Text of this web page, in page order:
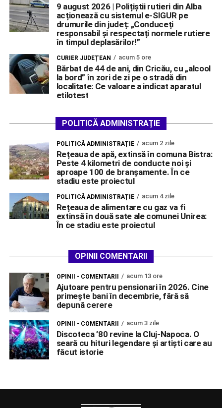
9 august 2026 | Polițiștii rutieri din Alba
acționează cu sistemul e-SIGUR pe
drumurile din județ: „Conduceți
responsabil și respectați normele rutiere
în timpul deplasărilor!”
CURIER JUDEȚEAN acum 5 ore
Bărbat de 44 de ani, din Cricău, cu „alcool
la bord” în zori de zi pe o stradă din
localitate: Ce valoare a indicat aparatul
etilotest
POLITICĂ ADMINISTRAȚIE
POLITICĂ ADMINISTRAȚIE acum 2 zile
Rețeaua de apă, extinsă în comuna Bistra:
Peste 4 kilometri de conducte noi și
aproape 100 de branșamente. În ce
stadiu este proiectul
POLITICĂ ADMINISTRAȚIE acum 4 zile
Rețeaua de alimentare cu gaz va fi
extinsă în două sate ale comunei Unirea:
În ce stadiu este proiectul
OPINII COMENTARII
OPINII - COMENTARII acum 13 ore
Ajutoare pentru pensionari în 2026. Cine
primește bani în decembrie, fără să
depună cerere
OPINII - COMENTARII acum 3 zile
Discoteca ’80 revine la Cluj-Napoca. O
seară cu hituri legendare și artiști care au
făcut istorie